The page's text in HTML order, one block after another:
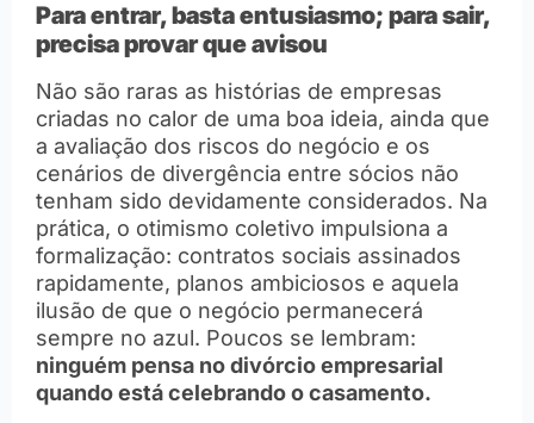
Para entrar, basta entusiasmo; para sair,
precisa provar que avisou
Não são raras as histórias de empresas
criadas no calor de uma boa ideia, ainda que
a avaliação dos riscos do negócio e os
cenários de divergência entre sócios não
tenham sido devidamente considerados. Na
prática, o otimismo coletivo impulsiona a
formalização: contratos sociais assinados
rapidamente, planos ambiciosos e aquela
ilusão de que o negócio permanecerá
sempre no azul. Poucos se lembram:
ninguém pensa no divórcio empresarial
quando está celebrando o casamento.